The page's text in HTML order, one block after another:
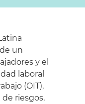
un
y el
laboral
(OIT),
riesgos,